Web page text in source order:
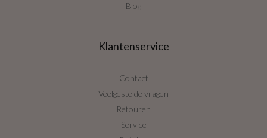
Blog
Klantenservice
Contact
Veelgestelde vragen
Retouren
Service